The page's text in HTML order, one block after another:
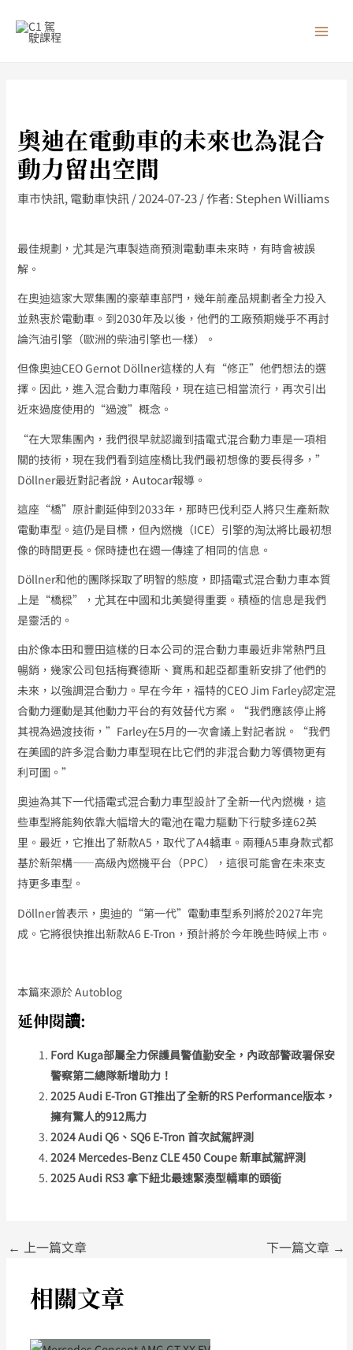
奧迪在電動車的未來也為混合
動力留出空間
車市快訊, 電動車快訊/2024-07-23/ 作者: Stephen Williams
最佳規劃，尤其是汽車製造商預測電動車未來時，有時會被誤
解。
在奧迪這家大眾集團的豪華車部門，幾年前產品規劃者全力投入
並熱衷於電動車。到2030年及以後，他們的工廠預期幾乎不再討
論汽油引擎（歐洲的柴油引擎也一樣）。
但像奧迪CEO Gernot Döllner這樣的人有“修正”他們想法的選
擇。因此，進入混合動力車階段，現在這已相當流行，再次引出
近來過度使用的“過渡”概念。
“在大眾集團內，我們很早就認識到插電式混合動力車是一項相
關的技術，現在我們看到這座橋比我們最初想像的要長得多，”
Döllner最近對記者說，Autocar報導。
這座“橋”原計劃延伸到2033年，那時巴伐利亞人將只生產新款
電動車型。這仍是目標，但內燃機（ICE）引擎的淘汰將比最初想
像的時間更長。保時捷也在週一傳達了相同的信息。
Döllner和他的團隊採取了明智的態度，即插電式混合動力車本質
上是“橋樑”，尤其在中國和北美變得重要。積極的信息是我們
是靈活的。
由於像本田和豐田這樣的日本公司的混合動力車最近非常熱門且
暢銷，幾家公司包括梅賽德斯、寶馬和起亞都重新安排了他們的
未來，以強調混合動力。早在今年，福特的CEO Jim Farley認定混
合動力運動是其他動力平台的有效替代方案。“我們應該停止將
其視為過渡技術，”Farley在5月的一次會議上對記者說。“我們
在美國的許多混合動力車型現在比它們的非混合動力等價物更有
利可圖。”
奧迪為其下一代插電式混合動力車型設計了全新一代內燃機，這
些車型將能夠依靠大幅增大的電池在電力驅動下行駛多達62英
里。最近，它推出了新款A5，取代了A4轎車。兩種A5車身款式都
基於新架構——高級內燃機平台（PPC），這很可能會在未來支
持更多車型。
Döllner曾表示，奧迪的“第一代”電動車型系列將於2027年完
成。它將很快推出新款A6 E-Tron，預計將於今年晚些時候上市。
本篇來源於 Autoblog
延伸閱讀:
Ford Kuga部屬全力保護員警值勤安全，內政部警政署保安
警察第二總隊新增助力！
2025 Audi E-Tron GT推出了全新的RS Performance版本，
擁有驚人的912馬力
2024 Audi Q6、SQ6 E-Tron 首次試駕評測
2024 Mercedes-Benz CLE 450 Coupe 新車試駕評測
2025 Audi RS3 拿下紐北最速緊湊型轎車的頭銜
← 上一篇文章 下一篇文章 →
相關文章